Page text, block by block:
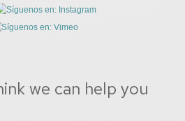
we can help you